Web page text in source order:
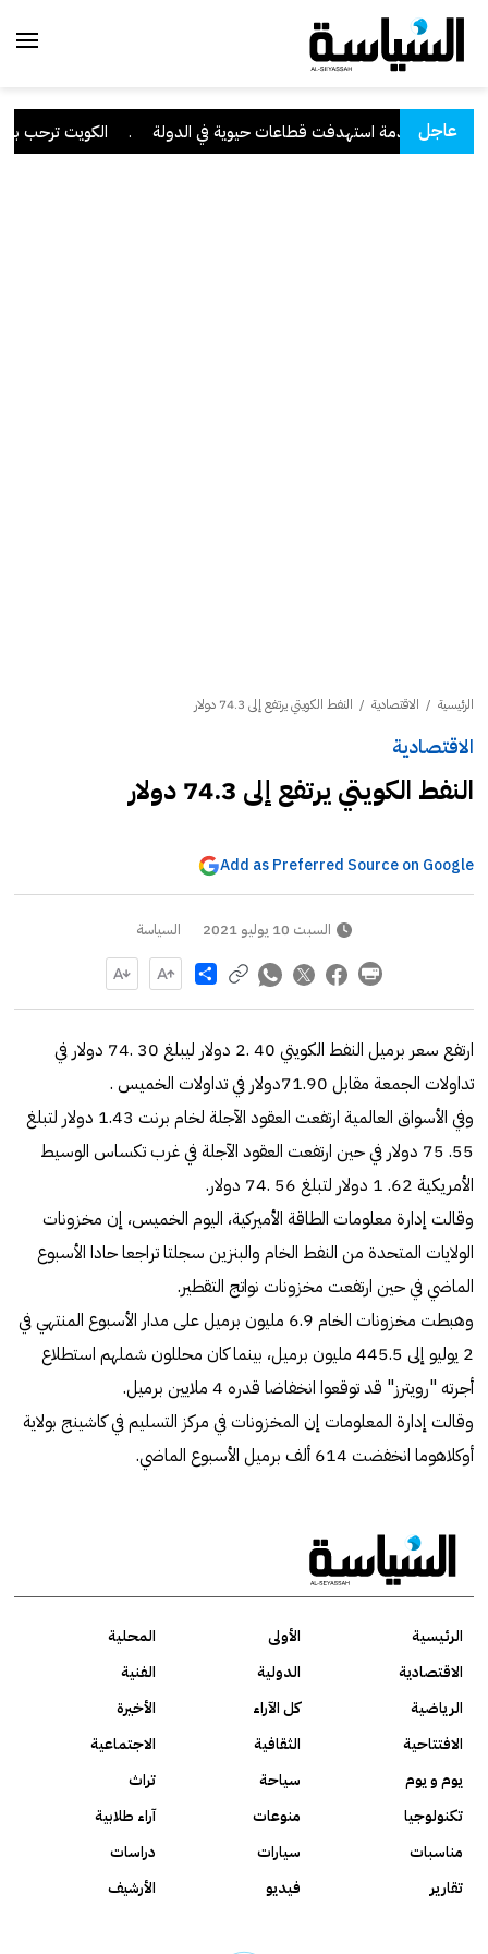
عاجلمتقدمة استهدفت قطاعات حيوية في الدولة الكويت ترحب
الرئيسية / الاقتصادية / النفط الكويتي يرتفع إلى 74.3 دولار
الاقتصادية
النفط الكويتي يرتفع إلى 74.3 دولار
Add as Preferred Source on Google
السبت 10 يوليو 2021 السياسة
Share
ارتفع سعر برميل النفط الكويتي 40 .2 دولار ليبلغ 30 .74 دولار في
تداولات الجمعة مقابل 71.90دولار في تداولات الخميس .
وفي الأسواق العالمية ارتفعت العقود الآجلة لخام برنت 1.43 دولار لتبلغ
55. 75 دولار في حين ارتفعت العقود الآجلة في غرب تكساس الوسيط
الأمريكية 62. 1 دولار لتبلغ 56 .74 دولار.
وقالت إدارة معلومات الطاقة الأميركية، اليوم الخميس، إن مخزونات
الولايات المتحدة من النفط الخام والبنزين سجلتا تراجعا حادا الأسبوع
الماضي في حين ارتفعت مخزونات نواتج التقطير.
وهبطت مخزونات الخام 6.9 مليون برميل على مدار الأسبوع المنتهي في
2 يوليو إلى 445.5 مليون برميل، بينما كان محللون شملهم استطلاع
أجرته "رويترز" قد توقعوا انخفاضا قدره 4 ملايين برميل.
وقالت إدارة المعلومات إن المخزونات في مركز التسليم في كاشينج بولاية
أوكلاهوما انخفضت 614 ألف برميل الأسبوع الماضي.
الرئيسية الأولى
المحلية
الاقتصادية
الدولية
الفنية
الرياضية
كل الآراء
الأخيرة
الافتتاحية
الثقافية
الاجتماعية
يوم و يوم
سياحة
تراث
تكنولوجيا
منوعات
آراء طلابية
مناسبات
سيارات
دراسات
تقارير
فيديو الأرشيف